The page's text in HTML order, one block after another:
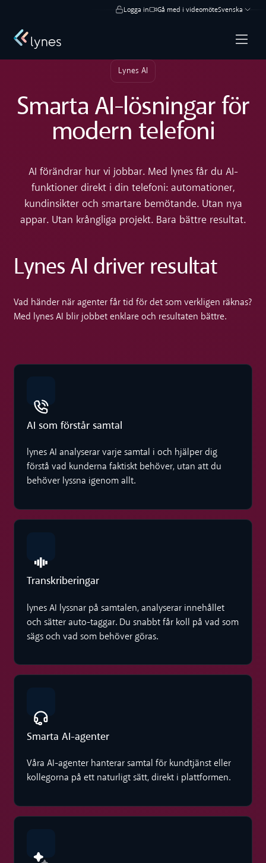
Logga in Gå med i videomöteSvenska
Lynes AI
Smarta AI-lösningar för
modern telefoni
AI förändrar hur vi jobbar. Med lynes får du AI-
funktioner direkt i din telefoni: automationer,
kundinsikter och smartare bemötande. Utan nya
appar. Utan krångliga projekt. Bara bättre resultat.
Lynes AI driver resultat
Vad händer när agenter får tid för det som verkligen räknas?
Med lynes AI blir jobbet enklare och resultaten bättre.
AI som förstår samtal
lynes AI analyserar varje samtal i och hjälper dig
förstå vad kunderna faktiskt behöver, utan att du
behöver lyssna igenom allt.
Transkriberingar
lynes AI lyssnar på samtalen, analyserar innehållet
och sätter auto-taggar. Du snabbt får koll på vad som
sägs och vad som behöver göras.
Smarta AI-agenter
Våra AI-agenter hanterar samtal för kundtjänst eller
kollegorna på ett naturligt sätt, direkt i plattformen.